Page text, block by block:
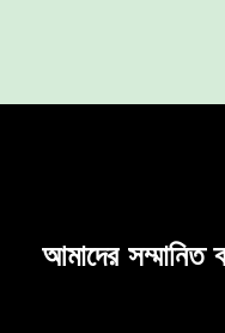
আমাদের সম্মানিত